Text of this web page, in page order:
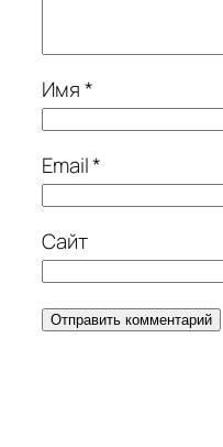
Имя*
Email*
Сайт